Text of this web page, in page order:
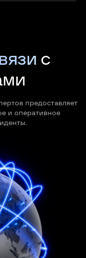
с
предоставляет
и оперативное